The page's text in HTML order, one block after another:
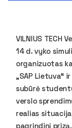
VILNIUS TECH
14 d. vyko
organizuotas
„SAP Lietuva“
subūrė
verslo
realias
pagrindinį